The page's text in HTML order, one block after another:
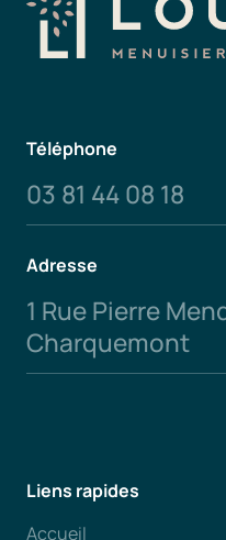
Liens rapides
Accueil
Téléphone
03 81 44 08 18
Adresse
1 Rue Pierre
Charquemont